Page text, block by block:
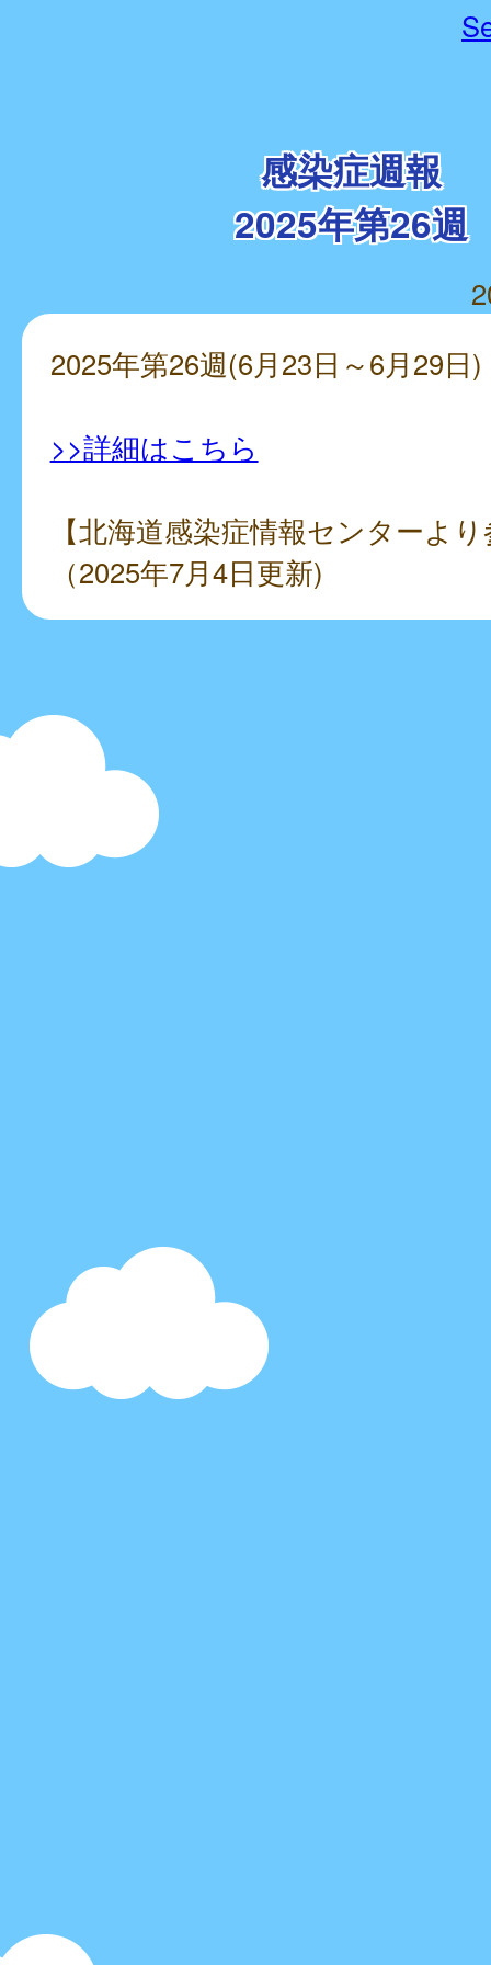
感染症週報
2025年第26週
2025年第26週(6月23日～6月29日)
>>詳細はこちら
【北海道感染症情報センターよ
（2025年7月4日更新)